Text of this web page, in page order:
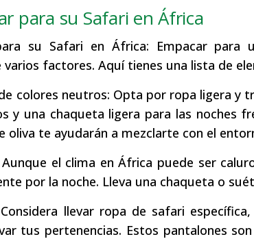
para su Safari en África
su Safari en África: Empacar para
varios factores. Aquí tienes una lista de
colores neutros: Opta por ropa ligera y
y una chaqueta ligera para las noches
oliva te ayudarán a mezclarte con el
el clima en África puede ser
por la noche. Lleva una chaqueta o
llevar ropa de safari
tus pertenencias. Estos pantalones